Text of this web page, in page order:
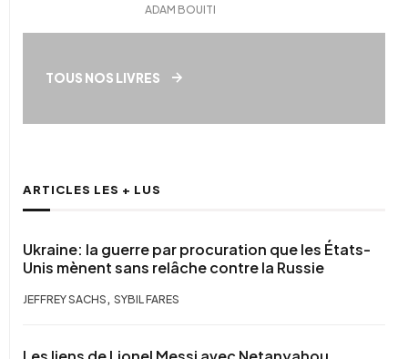
ADAM BOUITI
TOUS NOS LIVRES
ARTICLES LES + LUS
Ukraine: la guerre par procuration que les États-
Unis mènent sans relâche contre la Russie
JEFFREY SACHS , SYBIL FARES